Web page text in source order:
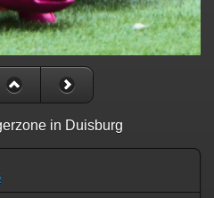
in Duisburg